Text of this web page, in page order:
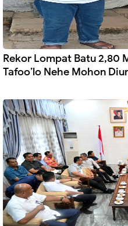
Rekor Lompat Batu 2,80
Tafoo’lo Nehe Mohon